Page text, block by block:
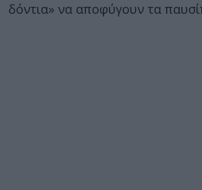
δόντια» να αποφύγουν τα